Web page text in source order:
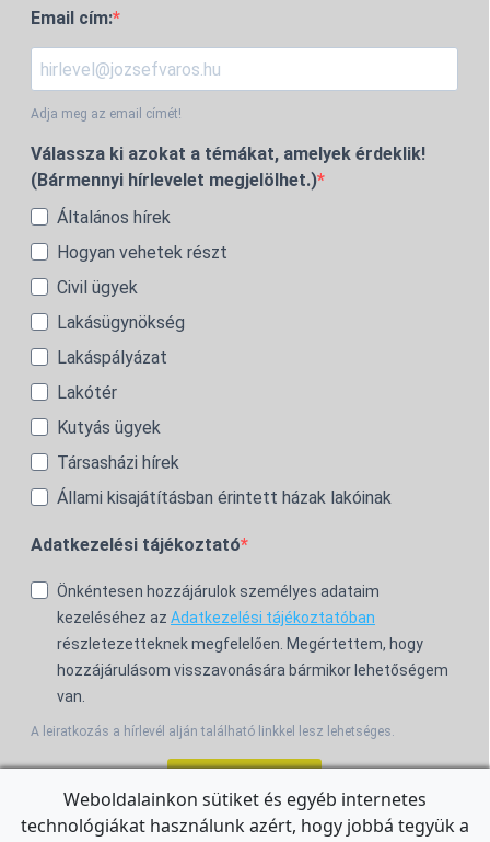
Email cím:
Adja meg az email címét!
Válassza ki azokat a témákat, amelyek érdeklik!
(Bármennyi hírlevelet megjelölhet.)
Általános hírek
Hogyan vehetek részt
Civil ügyek
Lakásügynökség
Lakáspályázat
Lakótér
Kutyás ügyek
Társasházi hírek
Állami kisajátításban érintett házak lakóinak
Adatkezelési tájékoztató
Önkéntesen hozzájárulok személyes adataim
kezeléséhez az Adatkezelési tájékoztatóban
részletezetteknek megfelelően. Megértettem, hogy
hozzájárulásom visszavonására bármikor lehetőségem
van.
A leiratkozás a hírlevél alján található linkkel lesz lehetséges.
Weboldalainkon sütiket és egyéb internetes
technológiákat használunk azért, hogy jobbá tegyük a